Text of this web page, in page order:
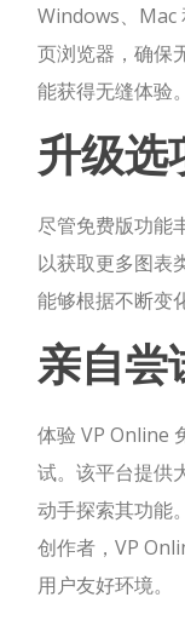
Windows、Mac
页浏览器，确保
能获得无缝体验。
升级选
尽管免费版功能
以获取更多图表
能够根据不断变
亲自尝
体验 VP Online
试。该平台提供
动手探索其功能
创作者，VP
用户友好环境。